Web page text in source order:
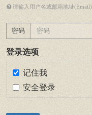
请输入用户名或邮箱地址(Email)
密码
登录选项
记住我
安全登录